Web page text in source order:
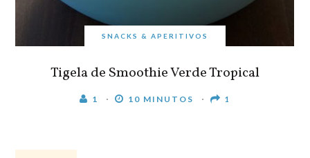
SNACKS & APERITIVOS
Tigela de Smoothie Verde Tropical
1 10 MINUTOS 1